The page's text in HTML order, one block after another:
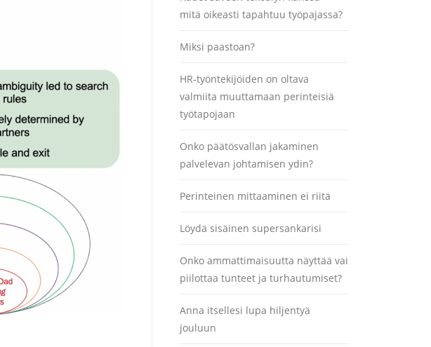
mitä oikeasti tapahtuu työpajassa?
Miksi paastoan?
HR-työntekijöiden on oltava
valmiita muuttamaan perinteisiä
työtapojaan
Onko päätösvallan jakaminen
palvelevan johtamisen ydin?
Perinteinen mittaaminen ei riitä
Löydä sisäinen supersankarisi
Onko ammattimaisuutta näyttää vai
piilottaa tunteet ja turhautumiset?
Anna itsellesi lupa hiljentyä
jouluun